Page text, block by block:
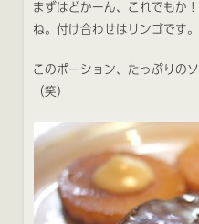
まずはどかーん、これでもか
ね。付け合わせはリンゴです。
このポーション、たっぷりの
（笑）